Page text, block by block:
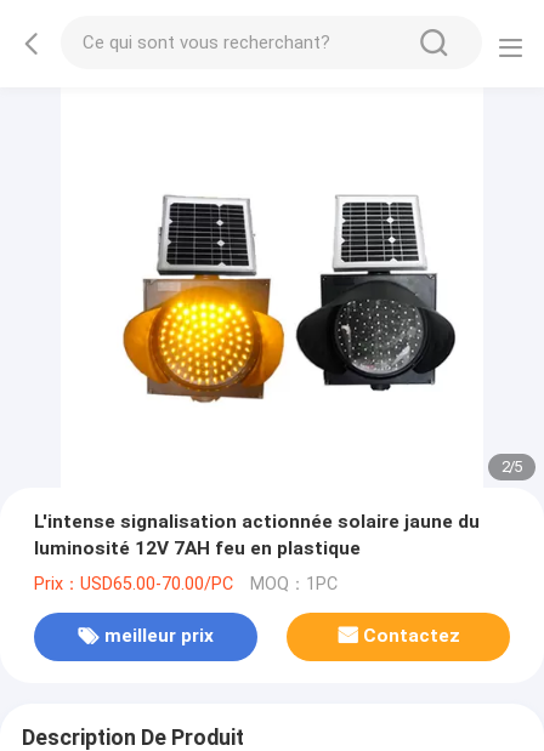
2/5
L'intense signalisation actionnée solaire jaune du
luminosité 12V 7AH feu en plastique
Prix：USD65.00-70.00/PC MOQ：1PC
meilleur prix Contactez
Description De Produit